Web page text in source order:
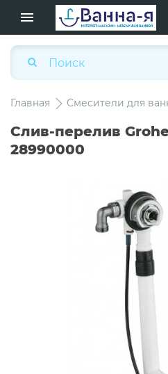
Главная Смесители для
Слив-перелив
28990000